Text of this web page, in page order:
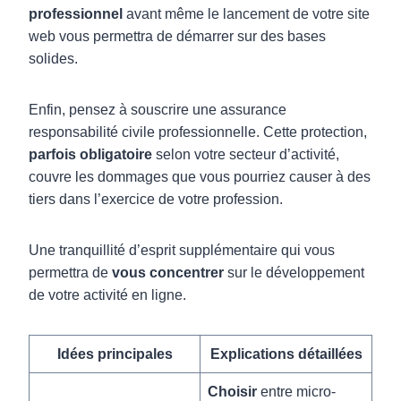
professionnel avant même le lancement de votre site
web vous permettra de démarrer sur des bases
solides.
Enfin, pensez à souscrire une assurance
responsabilité civile professionnelle. Cette protection,
parfois obligatoire selon votre secteur d’activité,
couvre les dommages que vous pourriez causer à des
tiers dans l’exercice de votre profession.
Une tranquillité d’esprit supplémentaire qui vous
permettra de vous concentrer sur le développement
de votre activité en ligne.
Idées principales Explications détaillées
Choisir entre micro-